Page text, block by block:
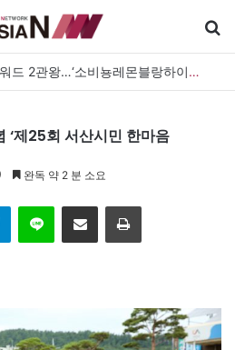
GS25, 세계 디자인 어워드 2관왕…‘소비뇽레몬블랑하이볼’ 디자인 경쟁력 인정
‘제25회 서산시민 한마음
완독 약 2 분 소요
Telegram 이메일